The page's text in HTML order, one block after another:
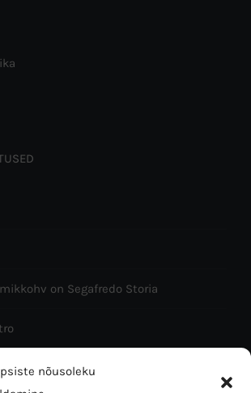
nõusoleku
on Segafredo Storia
aastapäeva!